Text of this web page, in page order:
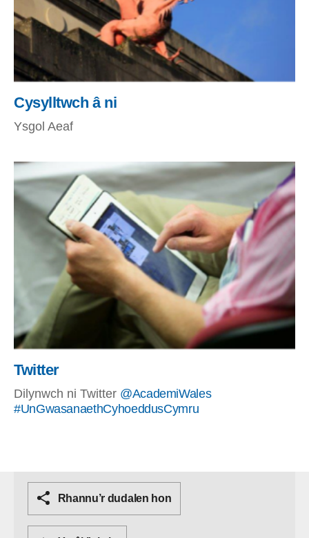
Cysylltwch â ni
Ysgol Aeaf
Twitter
Dilynwch ni Twitter @AcademiWales
#UnGwasanaethCyhoeddusCymru
Rhannu’r dudalen hon